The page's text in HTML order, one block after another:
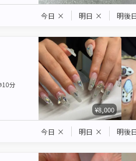
今日 × 明日 × 明後
10分
¥8,000
今日 × 明日 × 明後